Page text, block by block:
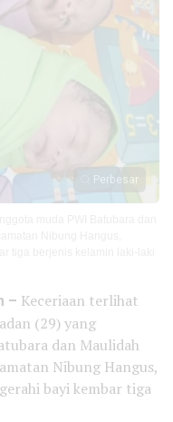
Perbesar
– Keceriaan terlihat
(29) yang
dan Maulidah
Nibung Hangus,
bayi kembar tiga